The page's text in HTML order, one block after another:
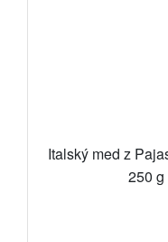
Italský med z
250